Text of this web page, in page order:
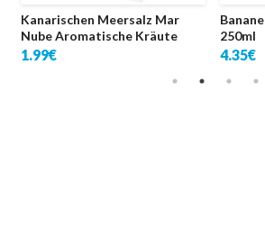
Kanarischen Meersalz Mar
Nube Aromatische Kräute
1.99€
250ml
4.35€